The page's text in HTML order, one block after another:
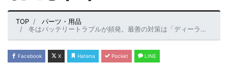
TOP
パーツ・用品
冬はバッテリートラブルが頻発。最善の対策は「ディーラーで点検を受ける」こと［PR］
Facebook X Hatena Pocket LINE